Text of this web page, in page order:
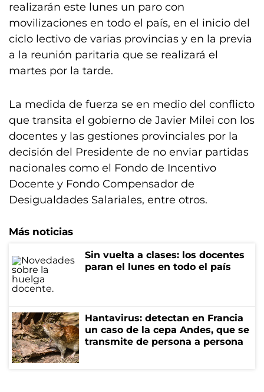
realizarán este lunes un paro con
movilizaciones en todo el país, en el inicio del
ciclo lectivo de varias provincias y en la previa
a la reunión paritaria que se realizará el
martes por la tarde.
La medida de fuerza se en medio del conflicto
que transita el gobierno de Javier Milei con los
docentes y las gestiones provinciales por la
decisión del Presidente de no enviar partidas
nacionales como el Fondo de Incentivo
Docente y Fondo Compensador de
Desigualdades Salariales, entre otros.
Más noticias
Sin vuelta a clases: los docentes
paran el lunes en todo el país
Hantavirus: detectan en Francia
un caso de la cepa Andes, que se
transmite de persona a persona